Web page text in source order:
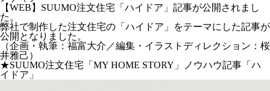
【WEB】SUUMO注文住宅「ハイドア」記事が公開されまし
た。
弊社で制作した注文住宅の「ハイドア」をテーマにした記事が
公開となりました。
（企画・執筆：福富大介／編集・イラストディレクション：桜
井雅己）
★SUUMO注文住宅「MY HOME STORY」ノウハウ記事「ハ
イドア」